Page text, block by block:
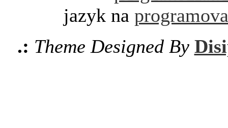
jazyk na
.: Theme Designed By